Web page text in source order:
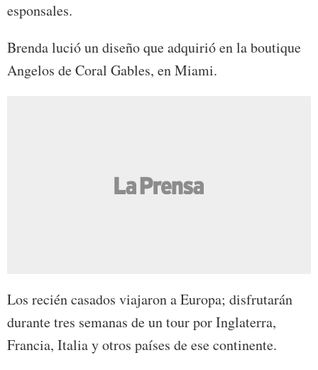
esponsales.
Brenda lució un diseño que adquirió en la boutique
Angelos de Coral Gables, en Miami.
Los recién casados viajaron a Europa; disfrutarán
durante tres semanas de un tour por Inglaterra,
Francia, Italia y otros países de ese continente.